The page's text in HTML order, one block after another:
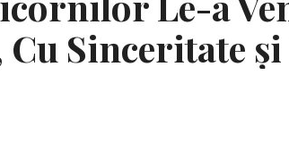
Cu Sinceritate